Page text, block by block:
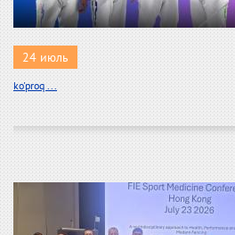
24 июль
ko'proq ...